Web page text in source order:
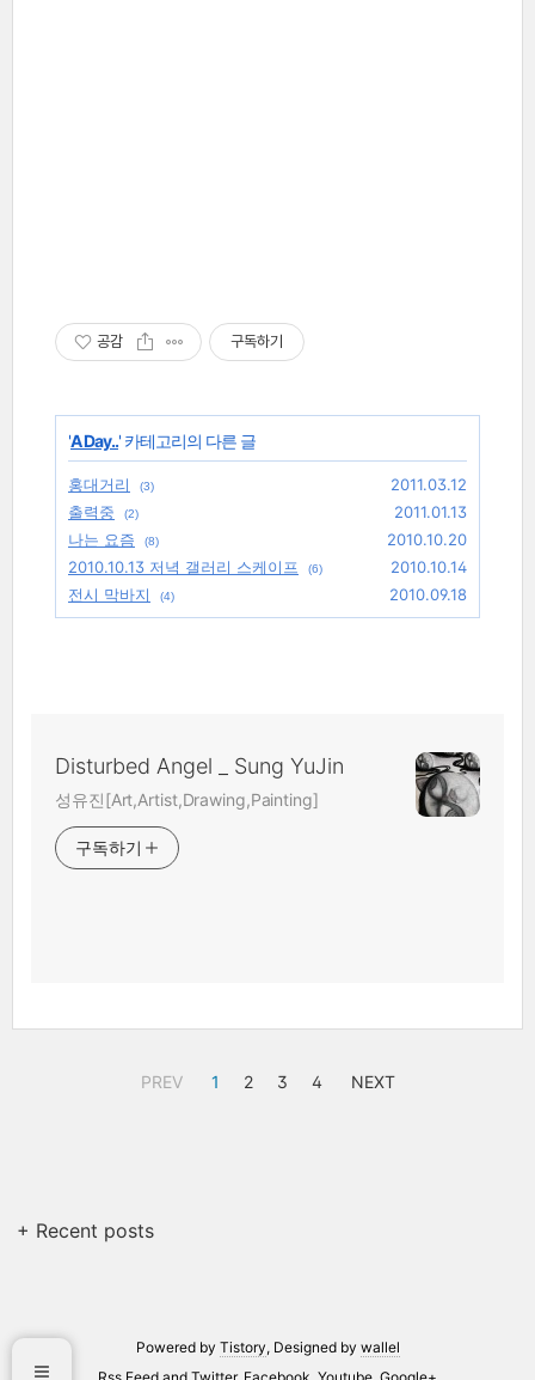
공감 구독하기
'A Day..' 카테고리의 다른 글
홍대거리 (3)
2011.03.12
출력중
(2)
2011.01.13
나는 요즘
(8)
2010.10.20
2010.10.13 저녁 갤러리 스케이프
(6)
2010.10.14
전시 막바지
(4) 2010.09.18
Disturbed Angel _ Sung YuJin
성유진[Art,Artist,Drawing,Painting]
구독하기
PREV 1 2 3 4 NEXT
+ Recent posts
Powered by Tistory, Designed by wallel